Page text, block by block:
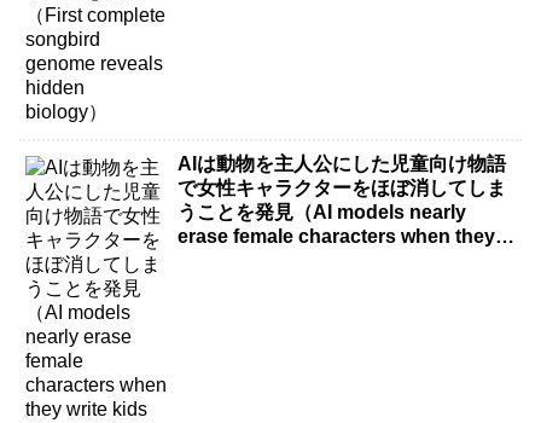
AIは動物を主人公にした児童向け物語
で女性キャラクターをほぼ消してしま
うことを発見（AI models nearly
erase female characters when they